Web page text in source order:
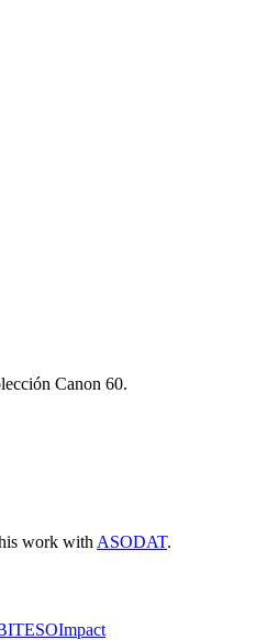
Canon 60.
work with ASODAT.
Impact